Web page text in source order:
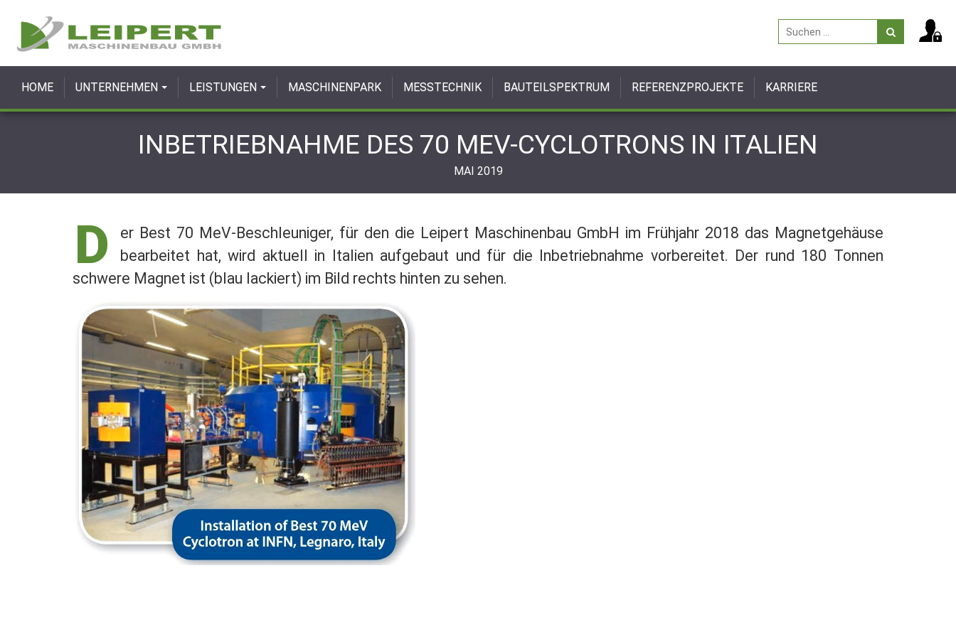
HOME UNTERNEHMEN LEISTUNGEN MASCHINENPARK MESSTECHNIK BAUTEILSPEKTRUM REFERENZPROJEKTE KARRIERE
INBETRIEBNAHME DES 70 MEV-CYCLOTRONS IN ITALIEN
MAI 2019
D
er Best 70 MeV-Beschleuniger, für den die Leipert Maschinenbau GmbH im Frühjahr 2018 das Magnetgehäuse
bearbeitet hat, wird aktuell in Italien aufgebaut und für die Inbetriebnahme vorbereitet. Der rund 180 Tonnen
schwere Magnet ist (blau lackiert) im Bild rechts hinten zu sehen.